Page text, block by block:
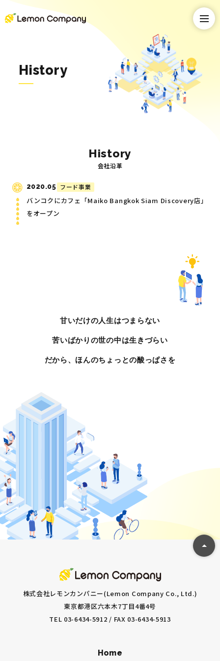
History
History
会社沿革
2020.05 フード事業
バンコクにカフェ「Maiko Bangkok Siam Discovery店」
をオープン
甘いだけの⼈⽣はつまらない
苦いばかりの世の中は生きづらい
だから、ほんのちょっとの酸っぱさを
株式会社レモンカンパニー(Lemon Company Co., Ltd.)
東京都港区六本⽊7丁⽬4番4号
TEL 03-6434-5912 / FAX 03-6434-5913
Home